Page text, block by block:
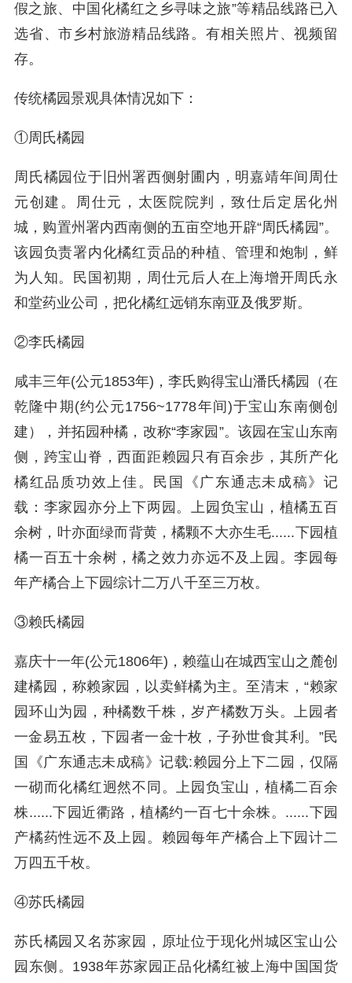
假之旅、中国化橘红之乡寻味之旅”等精品线路已入
选省、市乡村旅游精品线路。有相关照片、视频留
存。
传统橘园景观具体情况如下：
①周氏橘园
周氏橘园位于旧州署西侧射圃内，明嘉靖年间周仕
元创建。周仕元，太医院院判，致仕后定居化州
城，购置州署内西南侧的五亩空地开辟“周氏橘园”。
该园负责署内化橘红贡品的种植、管理和炮制，鲜
为人知。民国初期，周仕元后人在上海增开周氏永
和堂药业公司，把化橘红远销东南亚及俄罗斯。
②李氏橘园
咸丰三年(公元1853年)，李氏购得宝山潘氏橘园（在
乾隆中期(约公元1756~1778年间)于宝山东南侧创
建），并拓园种橘，改称“李家园”。该园在宝山东南
侧，跨宝山脊，西面距赖园只有百余步，其所产化
橘红品质功效上佳。民国《广东通志未成稿》记
载：李家园亦分上下两园。上园负宝山，植橘五百
余树，叶亦面绿而背黄，橘颗不大亦生毛......下园植
橘一百五十余树，橘之效力亦远不及上园。李园每
年产橘合上下园综计二万八千至三万枚。
③赖氏橘园
嘉庆十一年(公元1806年)，赖蕴山在城西宝山之麓创
建橘园，称赖家园，以卖鲜橘为主。至清末，“赖家
园环山为园，种橘数千株，岁产橘数万头。上园者
一金易五枚，下园者一金十枚，子孙世食其利。”民
国《广东通志未成稿》记载:赖园分上下二园，仅隔
一砌而化橘红迥然不同。上园负宝山，植橘二百余
株......下园近衢路，植橘约一百七十余株。......下园
产橘药性远不及上园。赖园每年产橘合上下园计二
万四五千枚。
④苏氏橘园
苏氏橘园又名苏家园，原址位于现化州城区宝山公
园东侧。1938年苏家园正品化橘红被上海中国国货